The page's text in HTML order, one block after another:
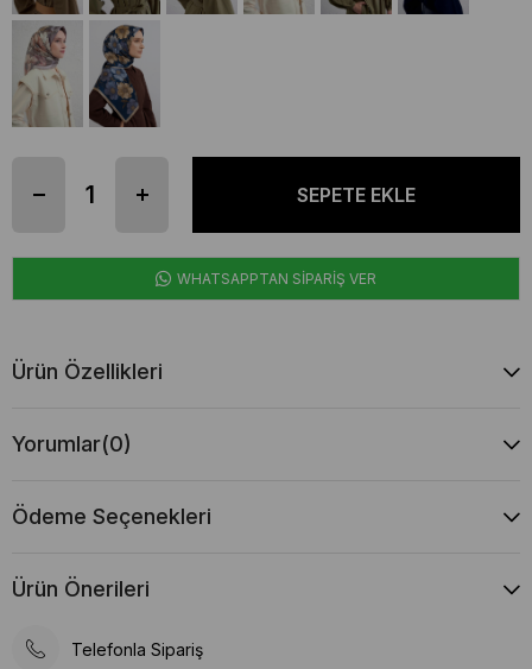
WHATSAPPTAN SİPARİŞ VER
Ürün Özellikleri
Yorumlar(0)
Ödeme Seçenekleri
Ürün Önerileri
Telefonla Sipariş